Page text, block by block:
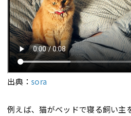
出典： sora
例えば、猫がベッドで寝る飼い主